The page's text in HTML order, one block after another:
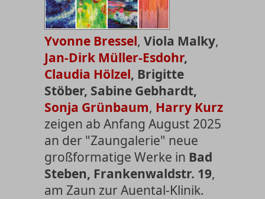
Yvonne Bressel,Viola Malky,
Jan-Dirk Müller-Esdohr,
Claudia Hölzel, Brigitte
Stöber, Sabine Gebhardt,
Sonja Grünbaum, Harry Kurz
zeigen ab Anfang August 2025
an der "Zaungalerie" neue
großformatige Werke in Bad
Steben, Frankenwaldstr. 19,
am Zaun zur Auental-Klinik.